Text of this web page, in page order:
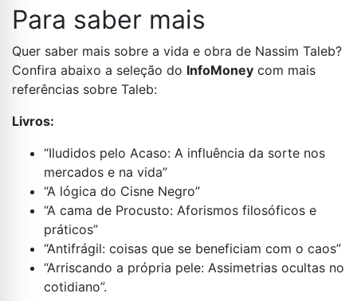
Para saber mais
Quer saber mais sobre a vida e obra de Nassim Taleb?
Confira abaixo a seleção do InfoMoney com mais
referências sobre Taleb:
Livros:
“Iludidos pelo Acaso: A influência da sorte nos
mercados e na vida”
“A lógica do Cisne Negro”
“A cama de Procusto: Aforismos filosóficos e
práticos”
“Antifrágil: coisas que se beneficiam com o caos”
“Arriscando a própria pele: Assimetrias ocultas no
cotidiano”.